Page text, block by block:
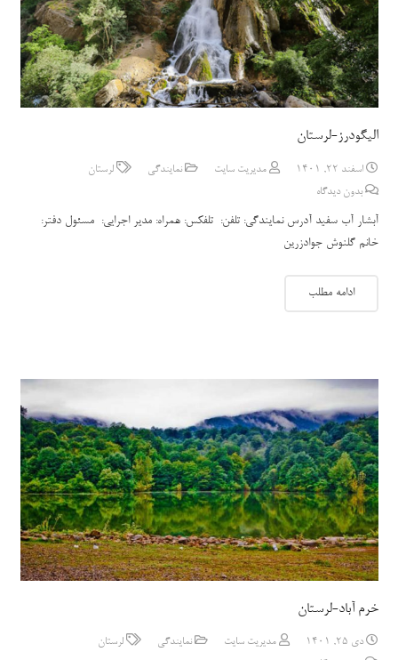
الیگودرز-لرستان
اسفند 22, 1401 مدیریت سایت نمایندگی
لرستان
بدون دیدگاه
آبشار آب سفید آدرس نمایندگی: تلفن: تلفکس: همراه: مدیر اجرایی: مسئول دفتر:
خانم گلنوش جوادزرین
ادامه مطلب
خرم آباد-لرستان
دی 25, 1401 مدیریت سایت نمایندگی
لرستان